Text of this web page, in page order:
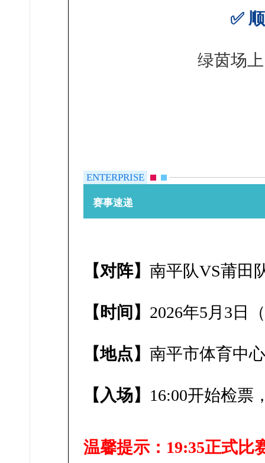
✅
绿茵场
ENTERPRISE
赛事速递
【对阵】 南平队VS莆田
【时间】 2026年5月3日
【地点】 南平市体育中心
【入场】 16:00开始检票
温馨提示：19:35正式比